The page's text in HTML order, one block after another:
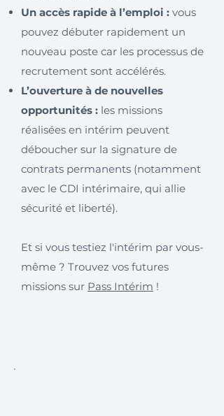
Un accès rapide à l’emploi : vous
pouvez débuter rapidement un
nouveau poste car les processus de
recrutement sont accélérés.
L’ouverture à de nouvelles
opportunités : les missions
réalisées en intérim peuvent
déboucher sur la signature de
contrats permanents (notamment
avec le CDI intérimaire, qui allie
sécurité et liberté).
Et si vous testiez l'intérim par vous-
même ? Trouvez vos futures
missions sur Pass Intérim !